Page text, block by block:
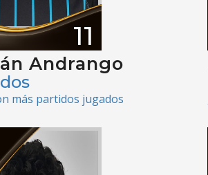
11
Andrango
más partidos jugados